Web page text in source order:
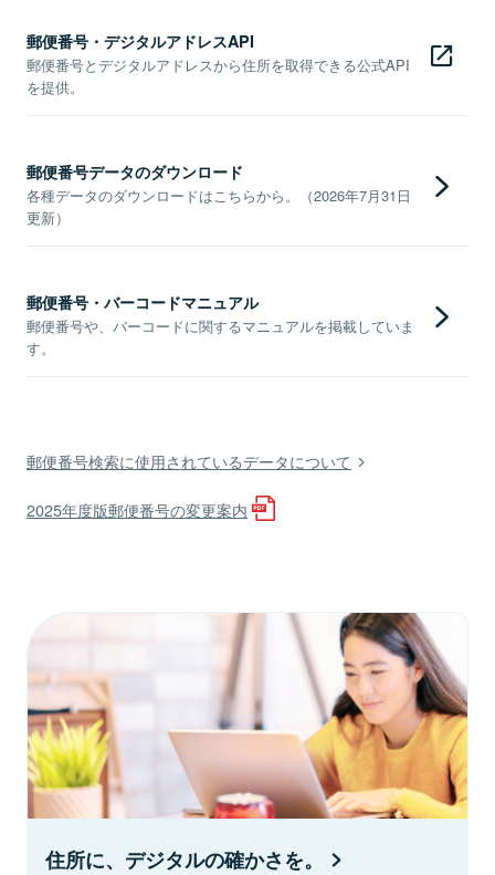
郵便番号・デジタルアドレスAPI
郵便番号とデジタルアドレスから住所を取得できる公式API
を提供。
郵便番号データのダウンロード
各種データのダウンロードはこちらから。（2026年7月31日
更新）
郵便番号・バーコードマニュアル
郵便番号や、バーコードに関するマニュアルを掲載していま
す。
郵便番号検索に使用されているデータについて
2025年度版郵便番号の変更案内
住所に、デジタルの確かさを。